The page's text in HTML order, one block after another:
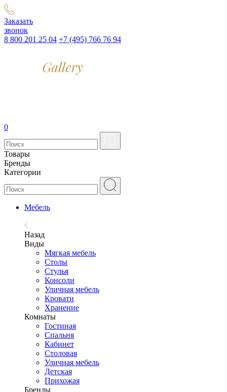
Заказать
звонок
8 800 201 25 04 +7 (495) 766 76 94
0
Товары
Бренды
Категории
Мебель
Назад
Виды
Мягкая мебель
Столы
Стулья
Консоли
Уличная мебель
Кровати
Хранение
Комнаты
Гостиная
Спальня
Кабинет
Столовая
Уличная мебель
Детская
Прихожая
Бренды